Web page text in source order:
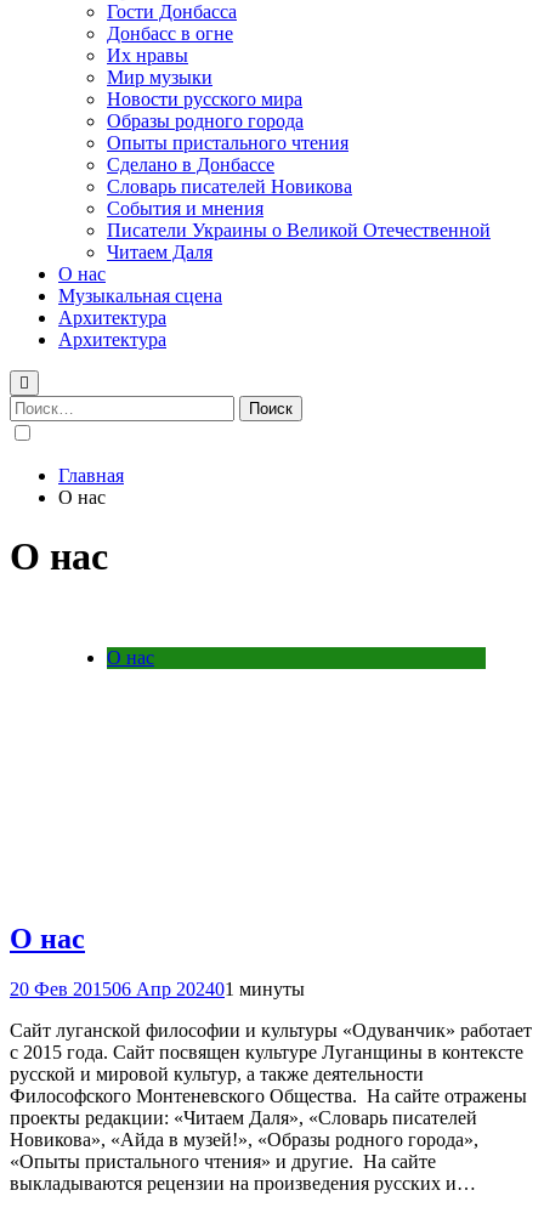
Гости Донбасса
Донбасс в огне
Их нравы
Мир музыки
Новости русского мира
Образы родного города
Опыты пристального чтения
Сделано в Донбассе
Словарь писателей Новикова
События и мнения
Писатели Украины о Великой Отечественной
Читаем Даля
О нас
Музыкальная сцена
Архитектура
Архитектура
Найти:
Главная
О нас
О нас
О нас
О нас
20 Фев 201506 Апр 202401 минуты
Сайт луганской философии и культуры «Одуванчик» работает
с 2015 года. Сайт посвящен культуре Луганщины в контексте
русской и мировой культур, а также деятельности
Философского Монтеневского Общества. На сайте отражены
проекты редакции: «Читаем Даля», «Словарь писателей
Новикова», «Айда в музей!», «Образы родного города»,
«Опыты пристального чтения» и другие. На сайте
выкладываются рецензии на произведения русских и…